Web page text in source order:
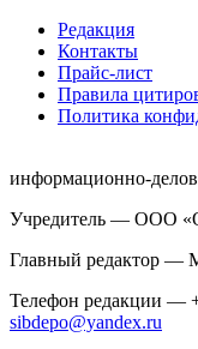
Редакция
Контакты
Прайс-лист
Правила
Политика
информационно-
Учредитель — ООО
Главный редактор —
Телефон редакции —
sibdepo@yandex.ru